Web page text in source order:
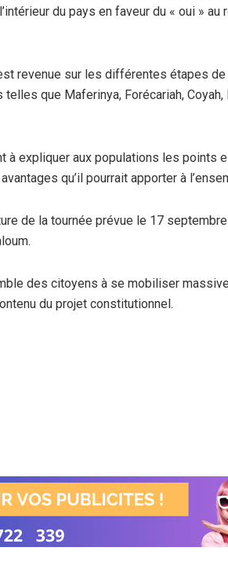
du pays en faveur du « oui » au
revenue sur les différentes étapes
que Maferinya, Forécariah, Coyah,
à expliquer aux populations les points
qu’il pourrait apporter à
de la tournée prévue le 17
des citoyens à se mobiliser
du projet constitutionnel.